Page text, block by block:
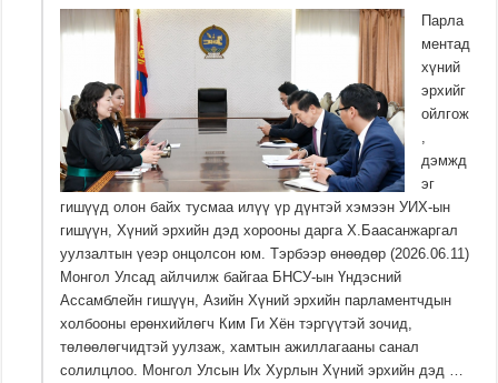
Парла
ментад
хүний
эрхийг
ойлгож
,
дэмжд
эг
гишүүд олон байх тусмаа илүү үр дүнтэй хэмээн УИХ-ын
гишүүн, Хүний эрхийн дэд хорооны дарга Х.Баасанжаргал
уулзалтын үеэр онцолсон юм. Тэрбээр өнөөдөр (2026.06.11)
Монгол Улсад айлчилж байгаа БНСУ-ын Үндэсний
Ассамблейн гишүүн, Азийн Хүний эрхийн парламентчдын
холбооны ерөнхийлөгч Ким Ги Хён тэргүүтэй зочид,
төлөөлөгчидтэй уулзаж, хамтын ажиллагааны санал
солилцлоо. Монгол Улсын Их Хурлын Хүний эрхийн дэд …